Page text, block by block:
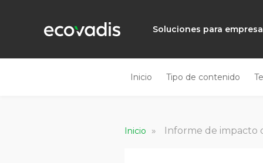
Soluciones para
Inicio Tipo de contenido
Inicio » Informe de impacto